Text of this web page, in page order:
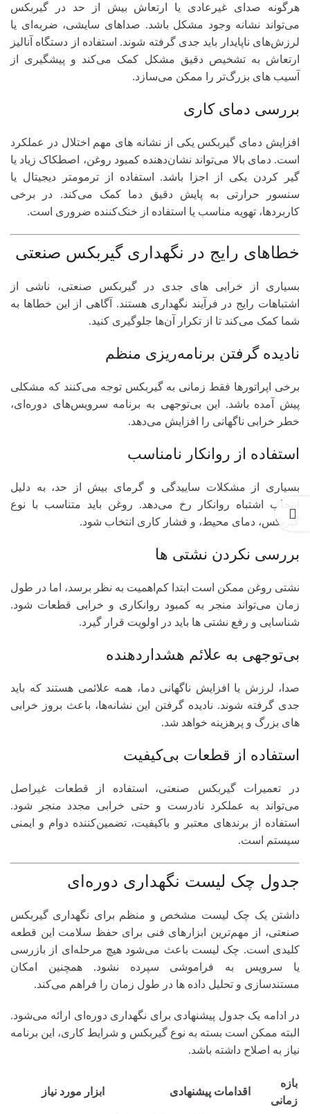
هرگونه صدای غیرعادی یا ارتعاش بیش از حد در گیربکس
می‌تواند نشانه وجود مشکل باشد. صداهای سایشی، ضربه‌ای یا
لرزش‌های ناپایدار باید جدی گرفته شوند. استفاده از دستگاه آنالیز
ارتعاش به تشخیص دقیق مشکل کمک می‌کند و پیشگیری از
آسیب‌ های بزرگ‌تر را ممکن می‌سازد.
بررسی دمای کاری
افزایش دمای گیربکس یکی از نشانه‌ های مهم اختلال در عملکرد
است. دمای بالا می‌تواند نشان‌دهنده کمبود روغن، اصطکاک زیاد یا
گیر کردن یکی از اجزا باشد. استفاده از ترمومتر دیجیتال یا
سنسور حرارتی به پایش دقیق دما کمک می‌کند. در برخی
کاربردها، تهویه مناسب یا استفاده از خنک‌کننده ضروری است.
خطاهای رایج در نگهداری گیربکس صنعتی
بسیاری از خرابی‌ های جدی در گیربکس صنعتی، ناشی از
اشتباهات رایج در فرآیند نگهداری هستند. آگاهی از این خطاها به
شما کمک می‌کند تا از تکرار آن‌ها جلوگیری کنید.
نادیده گرفتن برنامه‌ریزی منظم
برخی اپراتورها فقط زمانی به گیربکس توجه می‌کنند که مشکلی
پیش آمده باشد. این بی‌توجهی به برنامه سرویس‌های دوره‌ای،
خطر خرابی ناگهانی را افزایش می‌دهد.
استفاده از روانکار نامناسب
بسیاری از مشکلات ساییدگی و گرمای بیش از حد، به دلیل
انتخاب اشتباه روانکار رخ می‌دهد. روغن باید متناسب با نوع
گیربکس، دمای محیط، و فشار کاری انتخاب شود.
بررسی نکردن نشتی‌ ها
نشتی روغن ممکن است ابتدا کم‌اهمیت به نظر برسد، اما در طول
زمان می‌تواند منجر به کمبود روانکاری و خرابی قطعات شود.
شناسایی و رفع نشتی‌ ها باید در اولویت قرار گیرد.
بی‌توجهی به علائم هشداردهنده
صدا، لرزش یا افزایش ناگهانی دما، همه علائمی هستند که باید
جدی گرفته شوند. نادیده گرفتن این نشانه‌ها، باعث بروز خرابی‌
های بزرگ و پرهزینه خواهد شد.
استفاده از قطعات بی‌کیفیت
در تعمیرات گیربکس صنعتی، استفاده از قطعات غیراصل
می‌تواند به عملکرد نادرست و حتی خرابی مجدد منجر شود.
استفاده از برندهای معتبر و باکیفیت، تضمین‌کننده دوام و ایمنی
سیستم است.
جدول چک لیست نگهداری دوره‌ای
داشتن یک چک لیست مشخص و منظم برای نگهداری گیربکس
صنعتی، از مهم‌ترین ابزارهای فنی برای حفظ سلامت این قطعه
کلیدی است. چک لیست باعث می‌شود هیچ مرحله‌ای از بازرسی
یا سرویس به فراموشی سپرده نشود. همچنین امکان
مستندسازی و تحلیل داده‌ ها در طول زمان را فراهم می‌کند.
در ادامه یک جدول پیشنهادی برای نگهداری دوره‌ای ارائه می‌شود.
البته ممکن است بسته به نوع گیربکس و شرایط کاری، این برنامه
نیاز به اصلاح داشته باشد.
بازه
زمانی
اقدامات پیشنهادی ابزار مورد نیاز